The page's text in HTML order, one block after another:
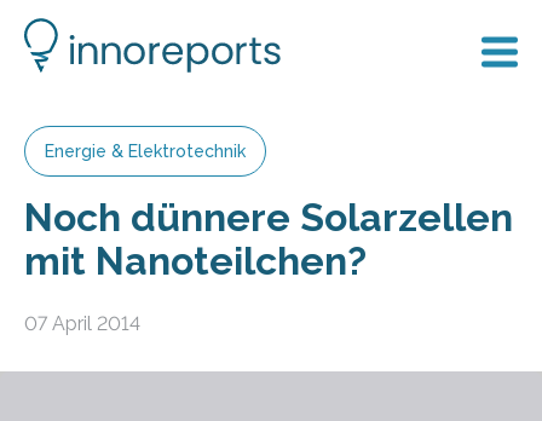
Energie & Elektrotechnik
Noch dünnere Solarzellen
mit Nanoteilchen?
07 April 2014